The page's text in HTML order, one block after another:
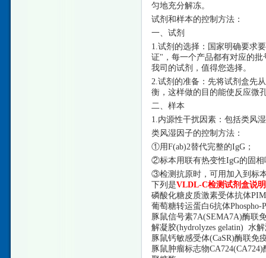
匀地充分解冻。
试剂和样本的控制方法：
一、试剂
1.试剂的选择：国家明确要求
证"，每一个产品都有对应的
我司的试剂，值得您选择。
2.试剂的准备：先将试剂盒先
衡，这样做的目的能使反应微
二、样本
1.内源性干扰因素：包括类风
类风湿因子的控制方法：
①用F(ab)2替代完整的IgG；
②标本用联有热变性IgG的固相
③检测抗原时，可用加入到标
下列是VLDL-C检测试剂盒说
磷酸化糖皮质激素受体抗体
葡萄糖转运蛋白6抗体
豚鼠信号素7A(SEMA7A)酶联
解凝胶(hydrolyzes gelatin) 水解
豚鼠钙敏感受体(CaSR)酶联免
豚鼠肿瘤标志物